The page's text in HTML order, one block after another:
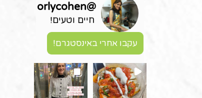
@
orlycohen
חיים וטעים!
עקבו אחרי באינסטגרם!